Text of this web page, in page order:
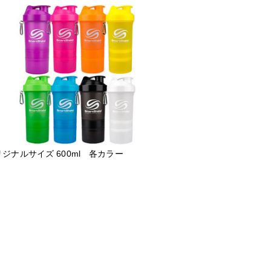
ジナルサイズ 600ml 各カラー